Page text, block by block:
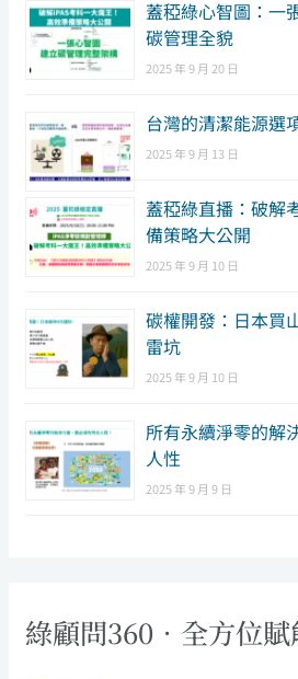
蓋稏綠心智圖：一
碳管理全貌
2025 年 9 月 20 日
台灣的清潔能源選
2025 年 9 月 13 日
蓋稏綠直播：破解
備策略大公開
2025 年 9 月 10 日
碳權開發：日本買
雷坑
2025 年 9 月 10 日
所有永續淨零的解
人性
2025 年 9 月 9 日
綠顧問360．全方位